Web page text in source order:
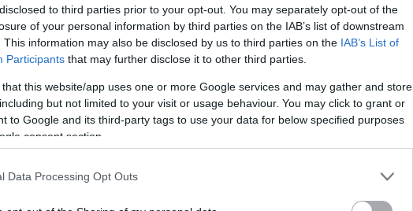
to third parties prior to your opt-out. You may separately opt-out of the
of your personal information by third parties on the IAB’s list of downstream
This information may also be disclosed by us to third parties on the IAB’s List of
Participants that may further disclose it to other third parties.
that this website/app uses one or more Google services and may gather and store
but not limited to your visit or usage behaviour. You may click to grant or
to Google and its third-party tags to use your data for below specified purposes
consent section.
Data Processing Opt Outs